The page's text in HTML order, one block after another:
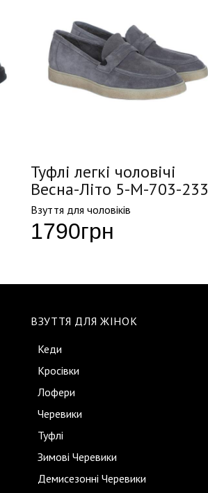
Туфлі легкі чоловічі
Весна-Літо 5-M-703-233
Взуття для чоловіків
1790грн
ВЗУТТЯ ДЛЯ ЖІНОК
Кеди
Кросівки
Лофери
Черевики
Туфлі
Зимові Черевики
Демисезонні Черевики